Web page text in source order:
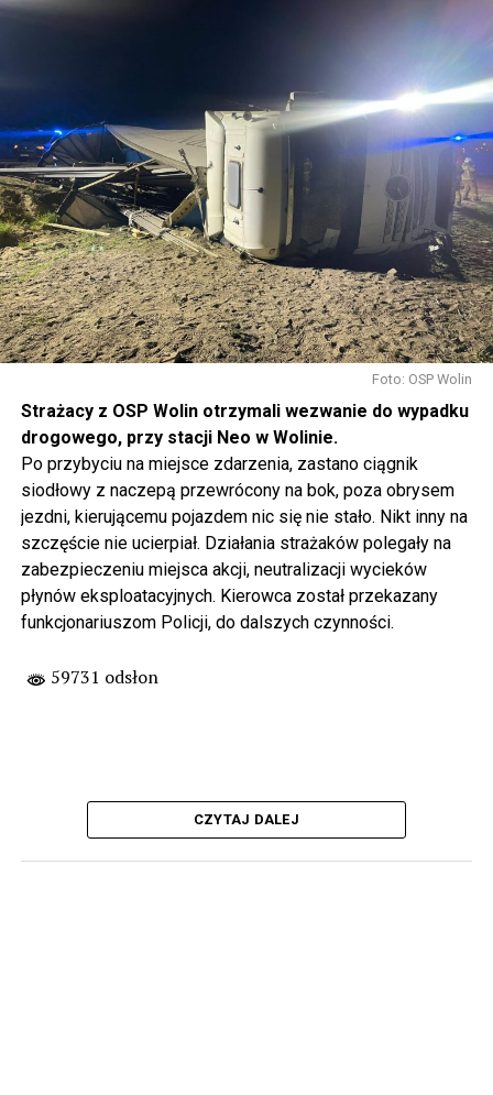
Foto: OSP Wolin
Strażacy z OSP Wolin otrzymali wezwanie do wypadku
drogowego, przy stacji Neo w Wolinie.
Po przybyciu na miejsce zdarzenia, zastano ciągnik
siodłowy z naczepą przewrócony na bok, poza obrysem
jezdni, kierującemu pojazdem nic się nie stało. Nikt inny na
szczęście nie ucierpiał. Działania strażaków polegały na
zabezpieczeniu miejsca akcji, neutralizacji wycieków
płynów eksploatacyjnych. Kierowca został przekazany
funkcjonariuszom Policji, do dalszych czynności.
59731 odsłon
CZYTAJ DALEJ